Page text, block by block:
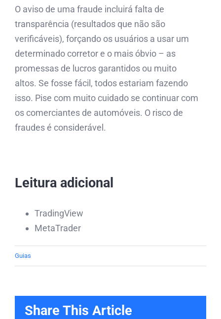
O aviso de uma fraude incluirá falta de
transparência (resultados que não são
verificáveis), forçando os usuários a usar um
determinado corretor e o mais óbvio – as
promessas de lucros garantidos ou muito
altos. Se fosse fácil, todos estariam fazendo
isso. Pise com muito cuidado se continuar com
os comerciantes de automóveis. O risco de
fraudes é considerável.
Leitura adicional
TradingView
MetaTrader
Guias
Share This Article